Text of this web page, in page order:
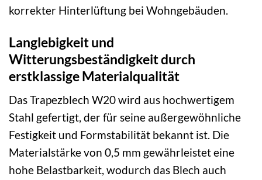
korrekter Hinterlüftung bei Wohngebäuden.
Langlebigkeit und
Witterungsbeständigkeit durch
erstklassige Materialqualität
Das Trapezblech W20 wird aus hochwertigem
Stahl gefertigt, der für seine außergewöhnliche
Festigkeit und Formstabilität bekannt ist. Die
Materialstärke von 0,5 mm gewährleistet eine
hohe Belastbarkeit, wodurch das Blech auch